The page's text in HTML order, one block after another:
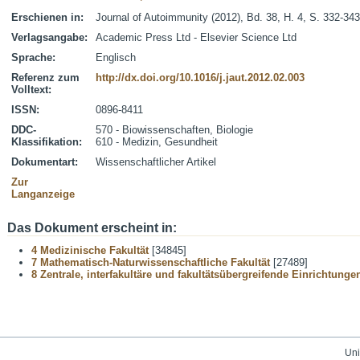
Erschienen in:
Journal of Autoimmunity (2012), Bd. 38, H. 4, S. 332-343
Verlagsangabe:
Academic Press Ltd - Elsevier Science Ltd
Sprache:
Englisch
Referenz zum
Volltext:
http://dx.doi.org/10.1016/j.jaut.2012.02.003
ISSN:
0896-8411
DDC-
Klassifikation:
570 - Biowissenschaften, Biologie
610 - Medizin, Gesundheit
Dokumentart:
Wissenschaftlicher Artikel
Zur
Langanzeige
Das Dokument erscheint in:
4 Medizinische Fakultät[34845]
7 Mathematisch-Naturwissenschaftliche Fakultät[27489]
8 Zentrale, interfakultäre und fakultätsübergreifende